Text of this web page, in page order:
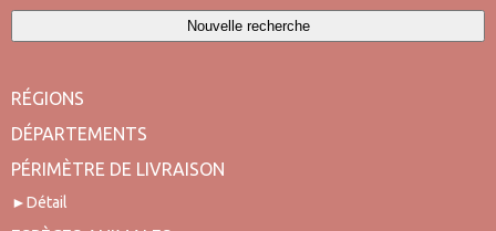
Nouvelle recherche
RÉGIONS
DÉPARTEMENTS
PÉRIMÈTRE DE LIVRAISON
Détail